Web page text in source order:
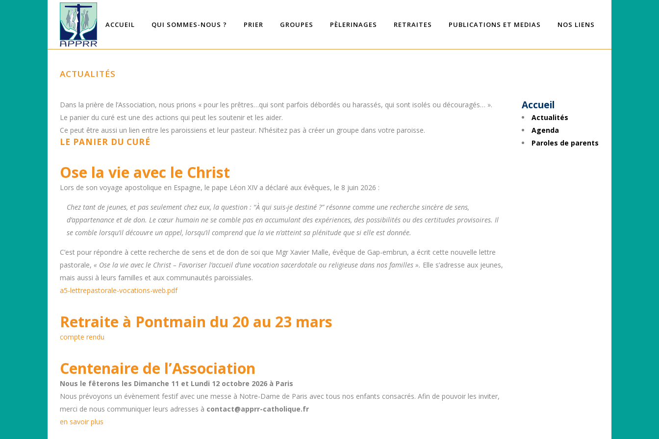
ACCUEIL QUI SOMMES-NOUS ? PRIER GROUPES PÈLERINAGES RETRAITES PUBLICATIONS ET MEDIAS NOS LIENS
ACTUALITÉS
Dans la prière de l’Association, nous prions « pour les prêtres…qui sont parfois débordés ou harassés, qui sont isolés ou découragés… ».
Le panier du curé est une des actions qui peut les soutenir et les aider.
Ce peut être aussi un lien entre les paroissiens et leur pasteur. N’hésitez pas à créer un groupe dans votre paroisse.
LE PANIER DU CURÉ
Ose la vie avec le Christ
Lors de son voyage apostolique en Espagne, le pape Léon XIV a déclaré aux évêques, le 8 juin 2026 :
Chez tant de jeunes, et pas seulement chez eux, la question : “À qui suis-je destiné ?” résonne comme une recherche sincère de sens,
d’appartenance et de don. Le cœur humain ne se comble pas en accumulant des expériences, des possibilités ou des certitudes provisoires. Il
se comble lorsqu’il découvre un appel, lorsqu’il comprend que la vie n’atteint sa plénitude que si elle est donnée.
C’est pour répondre à cette recherche de sens et de don de soi que Mgr Xavier Malle, évêque de Gap-embrun, a écrit cette nouvelle lettre
pastorale, « Ose la vie avec le Christ – Favoriser l’accueil d’une vocation sacerdotale ou religieuse dans nos familles ». Elle s’adresse aux jeunes,
mais aussi à leurs familles et aux communautés paroissiales.
a5-lettrepastorale-vocations-web.pdf
Retraite à Pontmain du 20 au 23 mars
compte rendu
Centenaire de l’Association
Nous le fêterons les Dimanche 11 et Lundi 12 octobre 2026 à Paris
Nous prévoyons un évènement festif avec une messe à Notre-Dame de Paris avec tous nos enfants consacrés. Afin de pouvoir les inviter,
merci de nous communiquer leurs adresses à contact@apprr-catholique.fr
en savoir plus
Accueil
Actualités
Agenda
Paroles de parents